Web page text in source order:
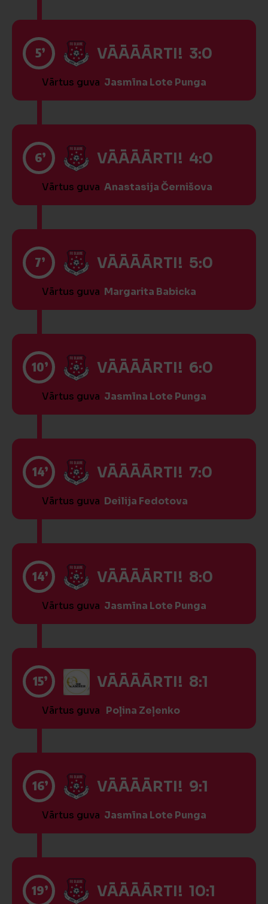
5’ VĀĀĀĀRTI! 3:0
Vārtus guva Jasmīna Lote Punga
6’ VĀĀĀĀRTI! 4:0
Vārtus guva Anastasija Černišova
7’ VĀĀĀĀRTI! 5:0
Vārtus guva Margarita Babicka
10’ VĀĀĀĀRTI! 6:0
Vārtus guva Jasmīna Lote Punga
14’ VĀĀĀĀRTI! 7:0
Vārtus guva Deilija Fedotova
14’ VĀĀĀĀRTI! 8:0
Vārtus guva Jasmīna Lote Punga
15’ VĀĀĀĀRTI! 8:1
Vārtus guva Poļina Zeļenko
16’ VĀĀĀĀRTI! 9:1
Vārtus guva Jasmīna Lote Punga
19’ VĀĀĀĀRTI! 10:1